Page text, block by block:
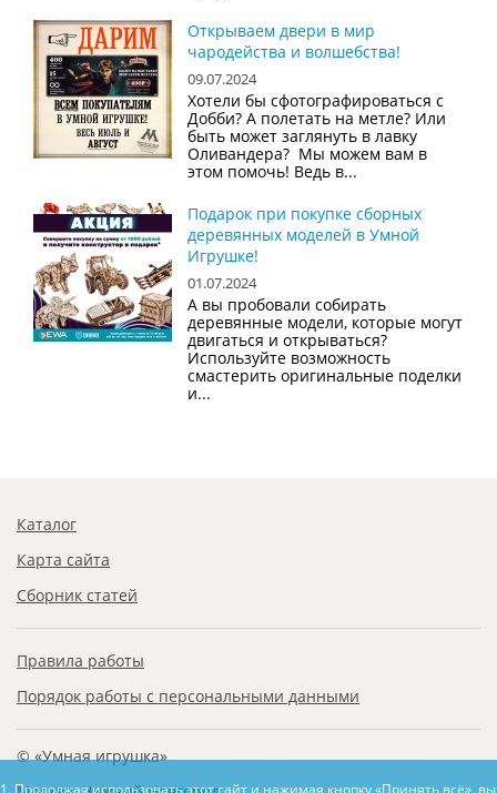
Открываем двери в мир
чародейства и волшебства!
09.07.2024
Хотели бы сфотографироваться с
Добби? А полетать на метле? Или
быть может заглянуть в лавку
Оливандера? Мы можем вам в
этом помочь! Ведь в...
Подарок при покупке сборных
деревянных моделей в Умной
Игрушке!
01.07.2024
А вы пробовали собирать
деревянные модели, которые могут
двигаться и открываться?
Используйте возможность
смастерить оригинальные поделки
и...
Каталог
Карта сайта
Сборник статей
Правила работы
Порядок работы с персональными данными
© «Умная игрушка»
1. Продолжая использовать этот сайт и нажимая кнопку «Принять всё»,